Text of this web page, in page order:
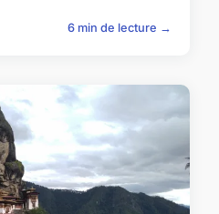
6 min de lecture →